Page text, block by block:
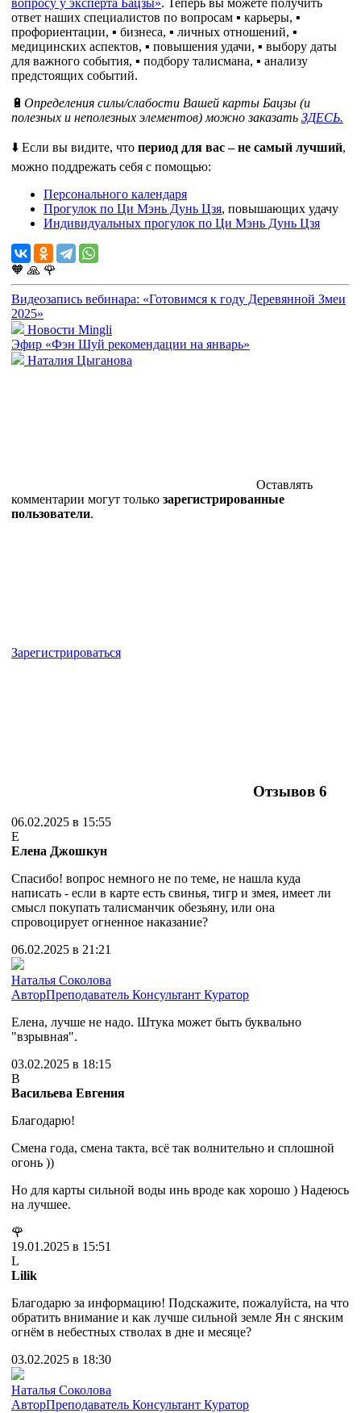
ответ наших специалистов по вопросам ▪️ карьеры, ▪️
профориентации, ▪️ бизнеса, ▪️ личных отношений, ▪️
медицинских аспектов, ▪️ повышения удачи, ▪️ выбору даты
для важного события, ▪️ подбору талисмана, ▪️ анализу
предстоящих событий.
🔋 Определения силы/слабости Вашей карты Бацзы (и
полезных и неполезных элементов) можно заказать ЗДЕСЬ.
⬇️ Если вы видите, что период для вас – не самый лучший,
можно поддрежать себя с помощью:
Персонального календаря
Прогулок по Ци Мэнь Дунь Цзя, повышающих удачу
Индивидуальных прогулок по Ци Мэнь Дунь Цзя
🧡 🙏 🌹
Видеозапись вебинара: «Готовимся к году Деревянной Змеи
2025»
Новости Mingli
Эфир «Фэн Шуй рекомендации на январь»
Наталия Цыганова
Оставлять
комментарии могут только зарегистрированные
пользователи.
Зарегистрироваться
Отзывов 6
06.02.2025 в 15:55
Е
Елена Джошкун
Спасибо! вопрос немного не по теме, не нашла куда
написать - если в карте есть свинья, тигр и змея, имеет ли
смысл покупать талисманчик обезьяну, или она
спровоцирует огненное наказание?
06.02.2025 в 21:21
Наталья Соколова
АвторПреподаватель Консультант Куратор
Елена, лучше не надо. Штука может быть буквально
"взрывная".
03.02.2025 в 18:15
В
Васильева Евгения
Благодарю!
Смена года, смена такта, всё так волнительно и сплошной
огонь ))
Но для карты сильной воды инь вроде как хорошо ) Надеюсь
на лучшее.
🌹
19.01.2025 в 15:51
L
Lilik
Благодарю за информацию! Подскажите, пожалуйста, на что
обратить внимание и как лучше сильной земле Ян с янским
огнём в небестных стволах в дне и месяце?
03.02.2025 в 18:30
Наталья Соколова
АвторПреподаватель Консультант Куратор